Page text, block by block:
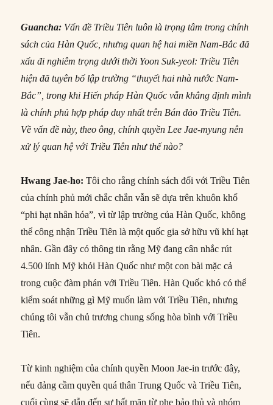
Guancha: Vấn đề Triều Tiên luôn là trọng tâm trong chính
sách của Hàn Quốc, nhưng quan hệ hai miền Nam-Bắc đã
xấu đi nghiêm trọng dưới thời Yoon Suk-yeol: Triều Tiên
hiện đã tuyên bố lập trường “thuyết hai nhà nước Nam-
Bắc”, trong khi Hiến pháp Hàn Quốc vẫn khẳng định mình
là chính phủ hợp pháp duy nhất trên Bán đảo Triều Tiên.
Về vấn đề này, theo ông, chính quyền Lee Jae-myung nên
xử lý quan hệ với Triều Tiên như thế nào?
Hwang Jae-ho:Tôi cho rằng chính sách đối với Triều Tiên
của chính phủ mới chắc chắn vẫn sẽ dựa trên khuôn khổ
“phi hạt nhân hóa”, vì từ lập trường của Hàn Quốc, không
thể công nhận Triều Tiên là một quốc gia sở hữu vũ khí hạt
nhân. Gần đây có thông tin rằng Mỹ đang cân nhắc rút
4.500 lính Mỹ khỏi Hàn Quốc như một con bài mặc cả
trong cuộc đàm phán với Triều Tiên. Hàn Quốc khó có thể
kiểm soát những gì Mỹ muốn làm với Triều Tiên, nhưng
chúng tôi vẫn chủ trương chung sống hòa bình với Triều
Tiên.
Từ kinh nghiệm của chính quyền Moon Jae-in trước đây,
nếu đảng cầm quyền quá thân Trung Quốc và Triều Tiên,
cuối cùng sẽ dẫn đến sự bất mãn từ phe bảo thủ và nhóm